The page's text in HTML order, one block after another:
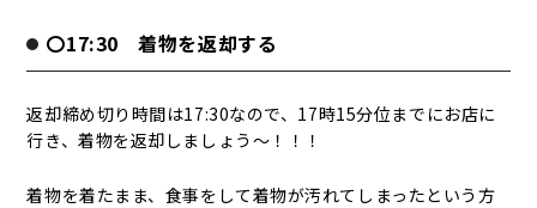
〇17:30 着物を返却する
返却締め切り時間は17:30なので、17時15分位までにお店に
行き、着物を返却しましょう～！！！
着物を着たまま、食事をして着物が汚れてしまったという方